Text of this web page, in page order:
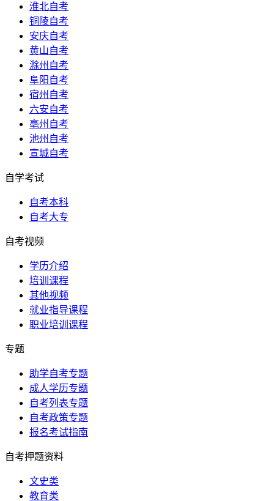
淮北自考
铜陵自考
安庆自考
黄山自考
滁州自考
阜阳自考
宿州自考
六安自考
亳州自考
池州自考
宣城自考
自学考试
自考本科
自考大专
自考视频
学历介绍
培训课程
其他视频
就业指导课程
职业培训课程
专题
助学自考专题
成人学历专题
自考列表专题
自考政策专题
报名考试指南
自考押题资料
文史类
教育类